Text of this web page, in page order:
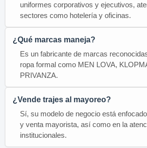
uniformes corporativos y ejecutivos,
sectores como hotelería y oficinas.
¿Qué marcas maneja?
Es un fabricante de marcas
ropa formal como MEN LOVA,
PRIVANZA.
¿Vende trajes al mayoreo?
Sí, su modelo de negocio está
y venta mayorista, así como en la
institucionales.